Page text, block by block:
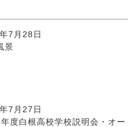
7月28日
景
7月27日
度白根高校学校説明会・オー